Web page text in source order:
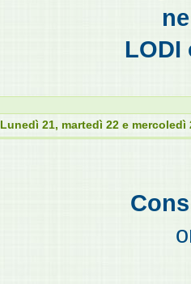
LODI
Lunedì 21, martedì 22 e mercoledì